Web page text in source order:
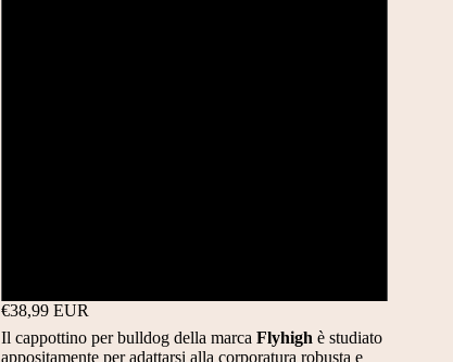
€38,99 EUR
Il cappottino per bulldog della marca Flyhigh è studiato
appositamente per adattarsi alla corporatura robusta e